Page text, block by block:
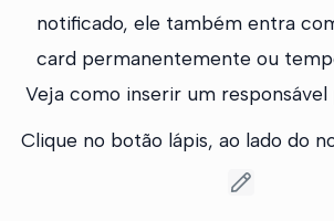
notificado, ele também entra
card permanentemente ou
Veja como inserir um responsável
Clique no botão lápis, ao lado do